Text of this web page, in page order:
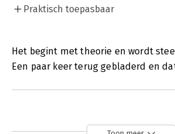
Praktisch toepasbaar
Het begint met theorie en wordt
Een paar keer terug gebladerd en